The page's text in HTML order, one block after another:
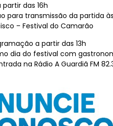
partir das 16h
para transmissão da partida
– Festival do Camarão
a partir das 13h
dia do festival com
na Rádio A Guardiã FM